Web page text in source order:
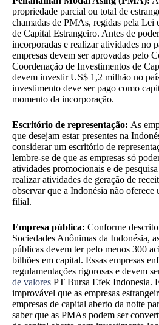
propriedade parcial ou total de
chamadas de PMAs, regidas pela Lei
de Capital Estrangeiro. Antes de
incorporadas e realizar atividades no
empresas devem ser aprovadas pelo
Coordenação de Investimentos de
devem investir US$ 1,2 milhão no
investimento deve ser pago como
momento da incorporação.
Escritório de representação: As
que desejam estar presentes na
considerar um escritório de
lembre-se de que as empresas só
atividades promocionais e de
realizar atividades de geração de
observar que a Indonésia não oferece
filial.
Empresa pública: Conforme
Sociedades Anônimas da Indonésia,
públicas devem ter pelo menos 300
bilhões em capital. Essas empresas
regulamentações rigorosas e devem
de valores PT Bursa Efek Indonesia.
improvável que as empresas
empresas de capital aberto da noite
saber que as PMAs podem ser